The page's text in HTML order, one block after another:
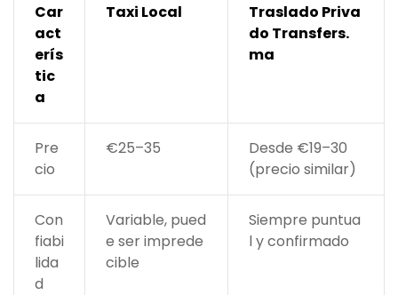
Car
act
erís
tic
a
Taxi Local
Traslado Priva
do Transfers.
ma
Pre
cio
€25–35
Desde €19–30
(precio similar)
Con
fiabi
lida
d
Variable, pued
e ser imprede
cible
Siempre puntua
l y confirmado